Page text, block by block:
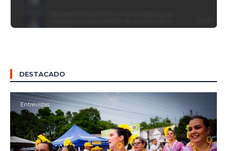
DESTACADO
Entrevistas